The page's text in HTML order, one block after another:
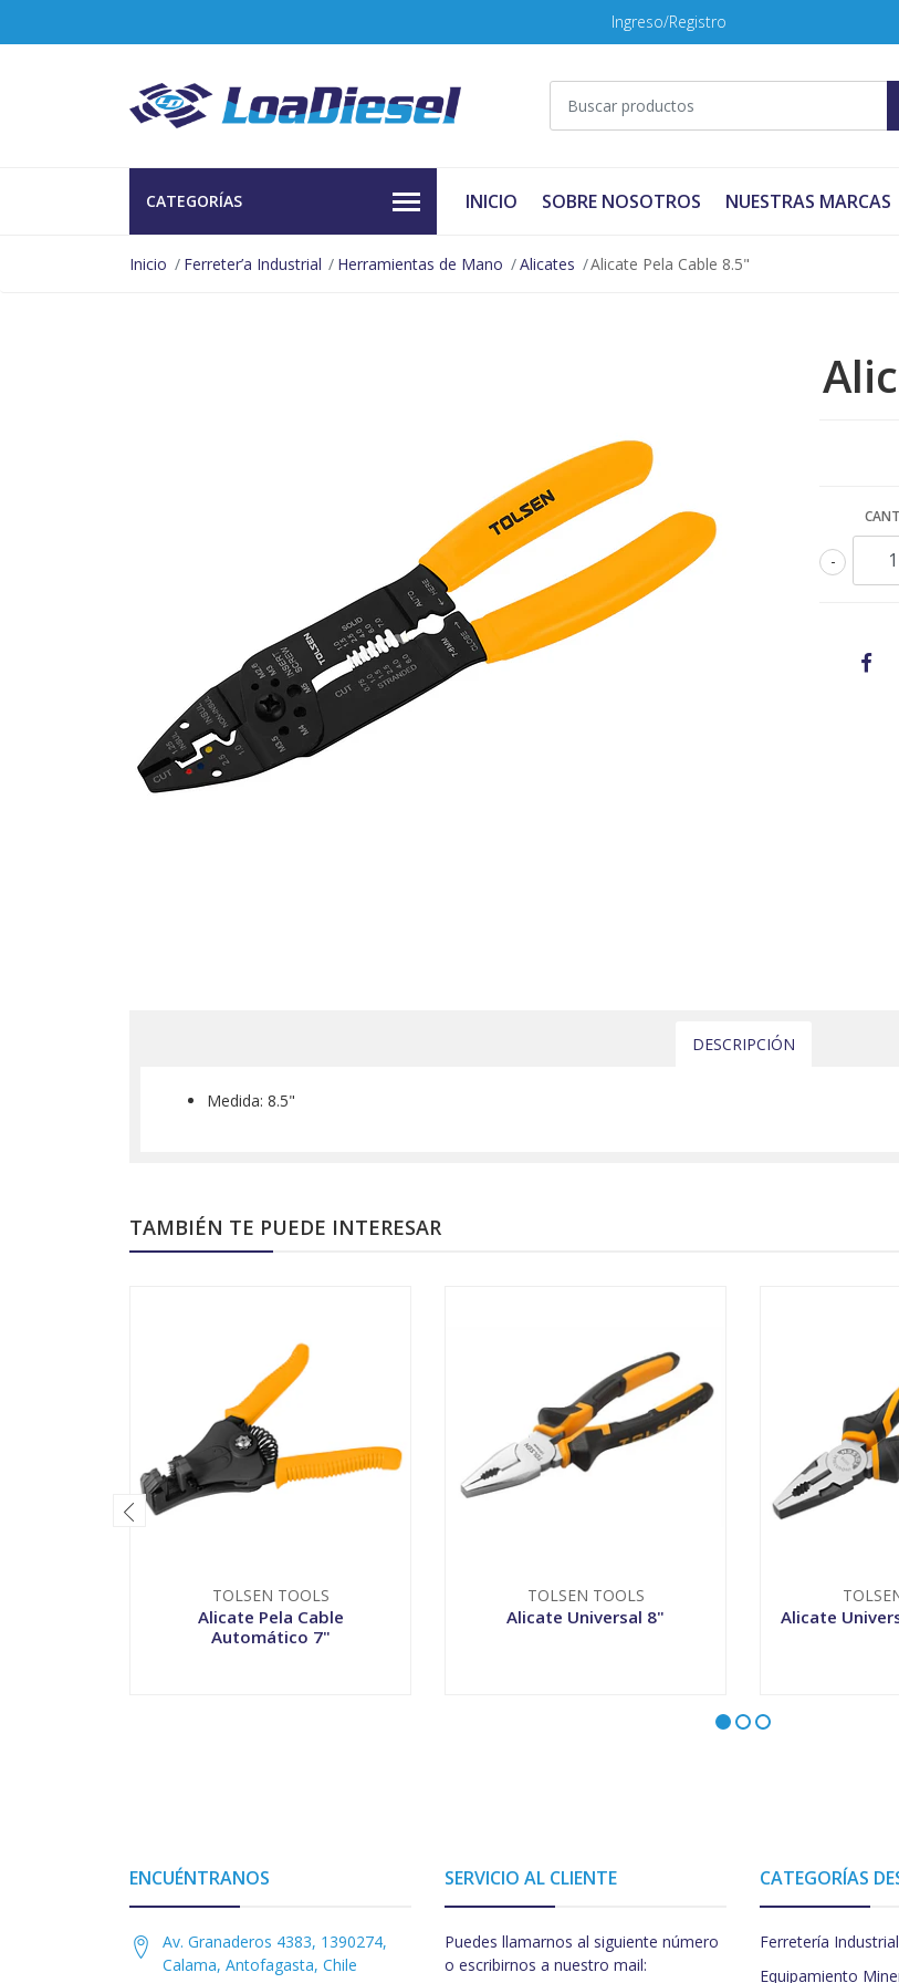
Ingreso/Registro
CATEGORÍAS INICIO SOBRE NOSOTROS NUESTRAS MARCAS
Inicio Ferreter’a Industrial Herramientas de Mano Alicates Alicate Pela Cable 8.5"
-
DESCRIPCIÓN
Medida: 8.5"
TAMBIÉN TE PUEDE INTERESAR
TOLSEN TOOLS
Alicate Pela Cable
Automático 7"
TOLSEN TOOLS
Alicate Universal 8" Alicate
ENCUÉNTRANOS
Av. Granaderos 4383, 1390274,
Calama, Antofagasta, Chile
SERVICIO AL CLIENTE
Puedes llamarnos al siguiente número
o escribirnos a nuestro mail:
CATEGORÍAS
Ferretería Industrial
Equipamiento